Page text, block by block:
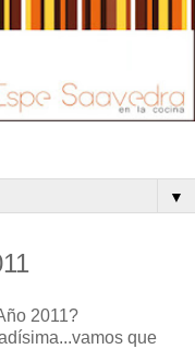
▼
2011?
que